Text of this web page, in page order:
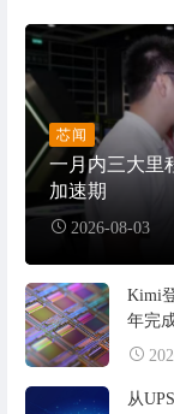
芯闻
一月内三大里
加速期
2026-08-03
Kimi
年完
从